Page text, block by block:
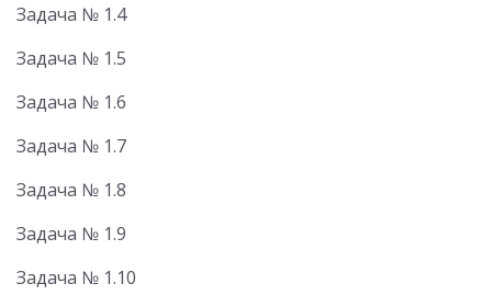
Задача № 1.4
Задача № 1.5
Задача № 1.6
Задача № 1.7
Задача № 1.8
Задача № 1.9
Задача № 1.10